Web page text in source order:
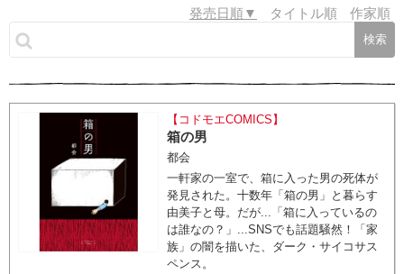
発売日順 タイトル順 作家順
【コドモエCOMICS】
箱の男
都会
一軒家の一室で、箱に入った男の死体が
発見された。十数年「箱の男」と暮らす
由美子と母。だが...「箱に入っているの
は誰なの？」...SNSでも話題騒然！「家
族」の闇を描いた、ダーク・サイコサス
ペンス。